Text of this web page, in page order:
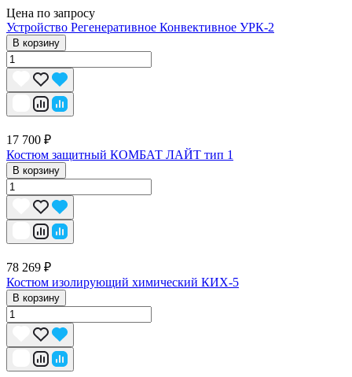
Цена по запросу
Устройство Регенеративное Конвективное УРК-2
В корзину
17 700 ₽
Костюм защитный КОМБАТ ЛАЙТ тип 1
В корзину
78 269 ₽
Костюм изолирующий химический КИХ-5
В корзину